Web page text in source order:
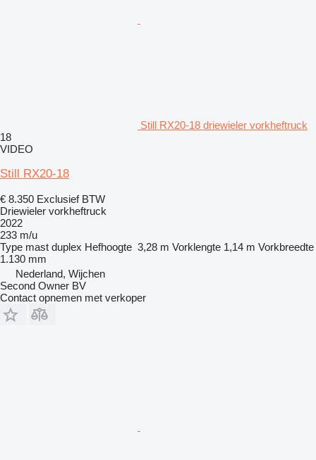
Still RX20-18 driewieler vorkheftruck
18
VIDEO
Still RX20-18
€ 8.350 Exclusief BTW
Driewieler vorkheftruck
2022
233 m/u
Type mast duplex Hefhoogte 3,28 m Vorklengte 1,14 m Vorkbreedte
1.130 mm
Nederland, Wijchen
Second Owner BV
Contact opnemen met verkoper